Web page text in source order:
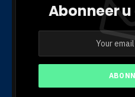
Abonneer